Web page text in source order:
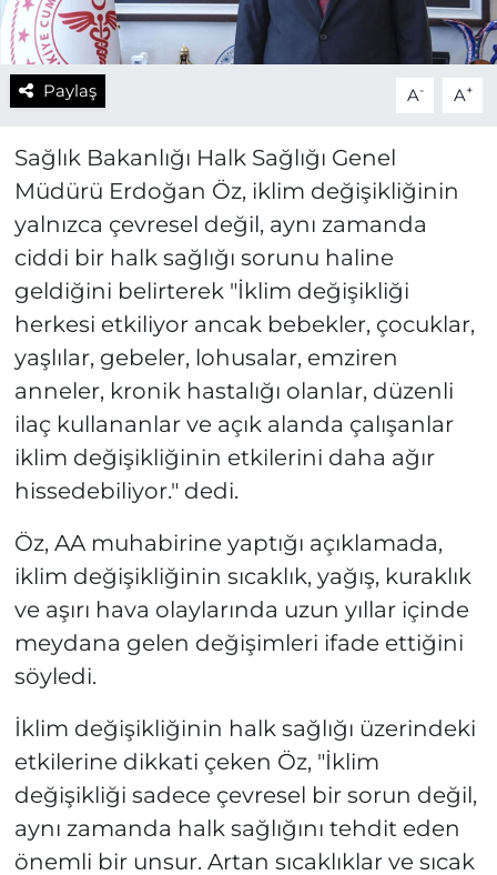
Paylaş A- A+
Sağlık Bakanlığı Halk Sağlığı Genel
Müdürü Erdoğan Öz, iklim değişikliğinin
yalnızca çevresel değil, aynı zamanda
ciddi bir halk sağlığı sorunu haline
geldiğini belirterek "İklim değişikliği
herkesi etkiliyor ancak bebekler, çocuklar,
yaşlılar, gebeler, lohusalar, emziren
anneler, kronik hastalığı olanlar, düzenli
ilaç kullananlar ve açık alanda çalışanlar
iklim değişikliğinin etkilerini daha ağır
hissedebiliyor." dedi.
Öz, AA muhabirine yaptığı açıklamada,
iklim değişikliğinin sıcaklık, yağış, kuraklık
ve aşırı hava olaylarında uzun yıllar içinde
meydana gelen değişimleri ifade ettiğini
söyledi.
İklim değişikliğinin halk sağlığı üzerindeki
etkilerine dikkati çeken Öz, "İklim
değişikliği sadece çevresel bir sorun değil,
aynı zamanda halk sağlığını tehdit eden
önemli bir unsur. Artan sıcaklıklar ve sıcak